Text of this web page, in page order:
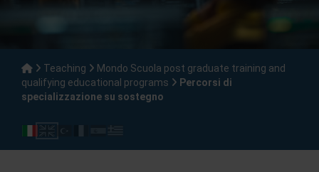
Teaching
Mondo Scuola post graduate training and
qualifying educational programs
Percorsi di
specializzazione su sostegno